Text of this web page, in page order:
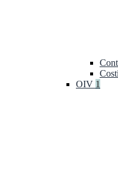
OIV 1